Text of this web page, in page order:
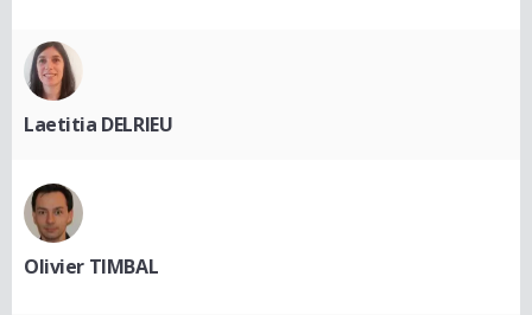
Laetitia DELRIEU
Olivier TIMBAL